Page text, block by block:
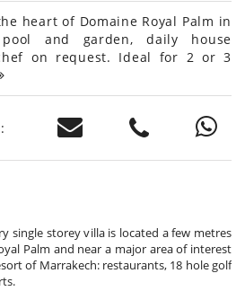
heart of Domaine Royal Palm in
pool and garden, daily house
on request. Ideal for 2 or 3
single storey villa is located a few metres
Palm and near a major area of ​​interest
of Marrakech: restaurants, 18 hole golf